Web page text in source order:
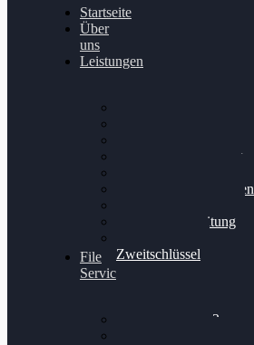
Startseite
Über
uns
Leistungen
Getriebeoptimierung
Bremsscheiben planen
Felgenaufbereitung
Zweitschlüssel
File
Service
Alientech Kess3